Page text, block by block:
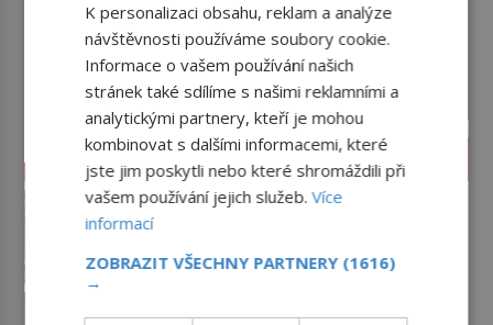
ZAJÍMAVOSTI
Kde se vzala okurková sezóna?
neděje. Divadla nehrají, v
parlamentu se nehlasuje, všichni
nemají o čem mluvit a psát. A
K personalizaci obsahu, reklam a analýze
návštěvnosti používáme soubory cookie.
Informace o vašem používání našich
stránek také sdílíme s našimi reklamními a
analytickými partnery, kteří je mohou
kombinovat s dalšími informacemi, které
jste jim poskytli nebo které shromáždili při
vašem používání jejich služeb.Více
informací
ZOBRAZIT VŠECHNY PARTNERY (1616)
→